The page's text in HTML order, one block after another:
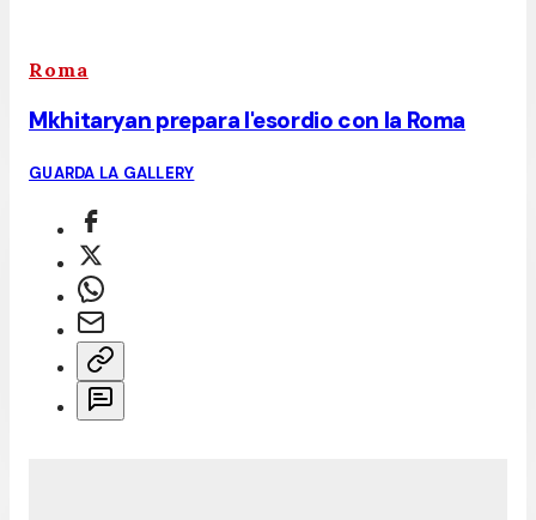
Roma
Mkhitaryan prepara l'esordio con la Roma
GUARDA LA GALLERY